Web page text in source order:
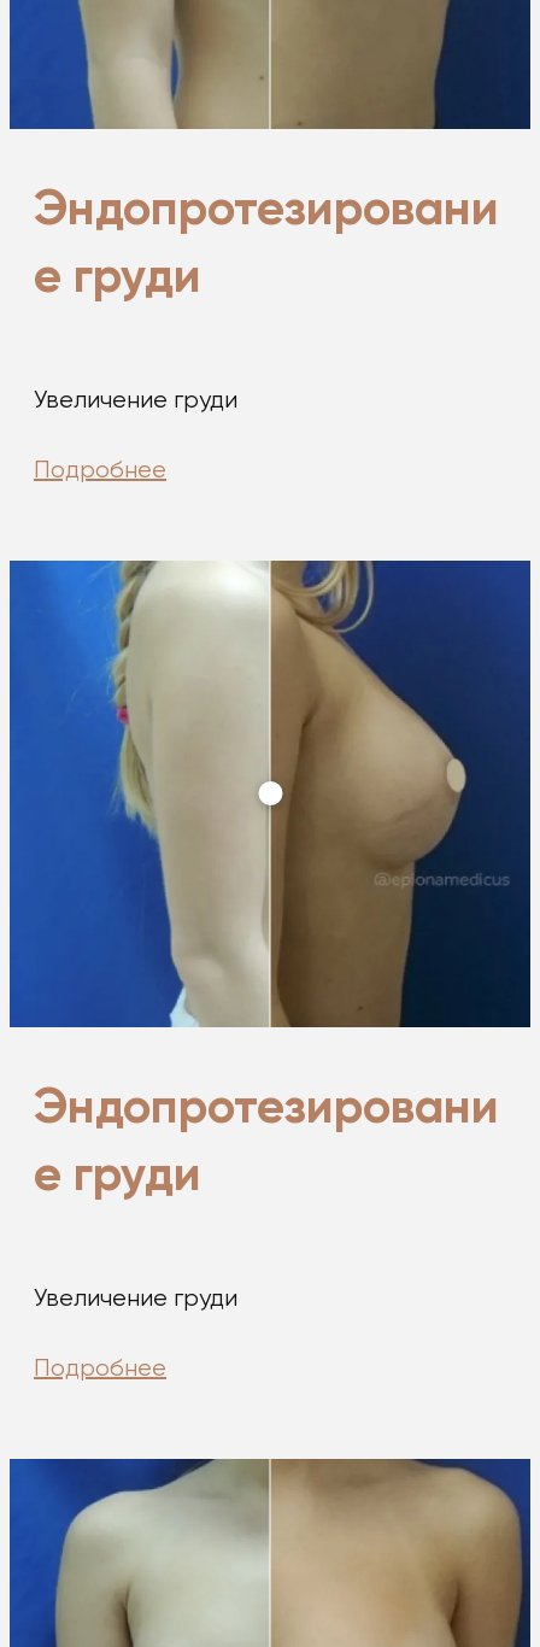
Эндопротезировани
е груди
Увеличение груди
Подробнее
Эндопротезировани
е груди
Увеличение груди
Подробнее